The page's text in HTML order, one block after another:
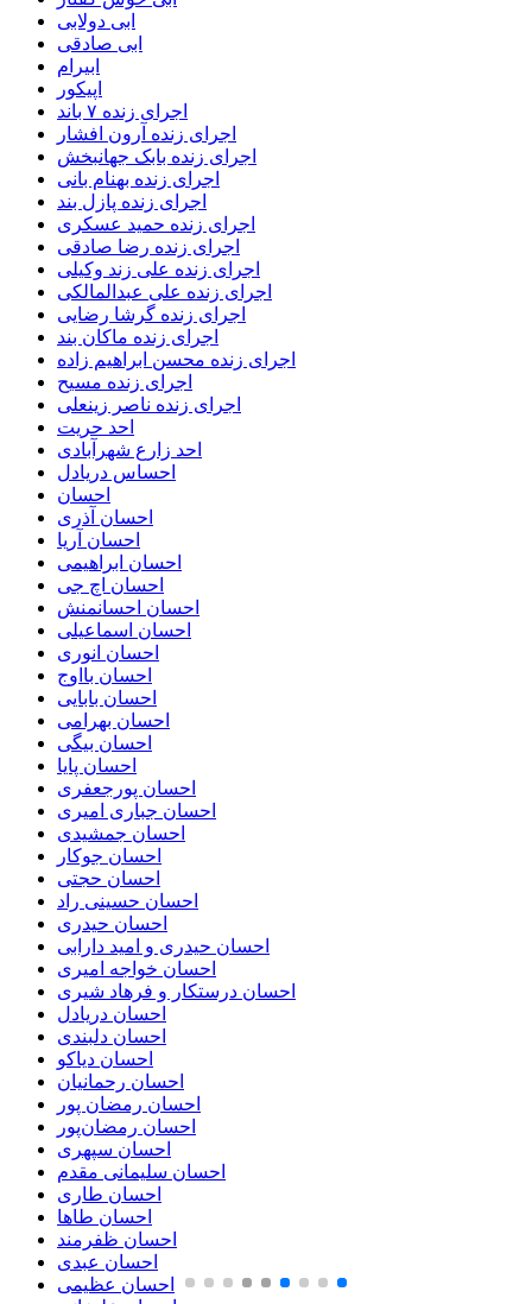
ابی دولابی
ابی صادقی
ابیرام
اپیکور
اجرای زنده ۷ باند
اجرای زنده آرون افشار
اجرای زنده بابک جهانبخش
اجرای زنده بهنام بانی
اجرای زنده پازل بند
اجرای زنده حمید عسکری
اجرای زنده رضا صادقی
اجرای زنده علی زند وکیلی
اجرای زنده علی عبدالمالکی
اجرای زنده گرشا رضایی
اجرای زنده ماکان بند
اجرای زنده محسن ابراهیم زاده
اجرای زنده مسیح
اجرای زنده ناصر زینعلی
احد حریت
احد زارع شهرآبادی
احساس دریادل
احسان
احسان آذری
احسان آریا
احسان ابراهیمی
احسان اچ جی
احسان احسانمنش
احسان اسماعیلی
احسان انوری
احسان بااوج
احسان بابایی
احسان بهرامی
احسان بیگی
احسان پایا
احسان پورجعفری
احسان جباری امیری
احسان جمشیدی
احسان جوکار
احسان حجتی
احسان حسینی راد
احسان حیدری
احسان حیدری و امید دارابی
احسان خواجه امیری
احسان درستكار و فرهاد شيرى
احسان دریادل
احسان دلبندی
احسان دیاکو
احسان رحمانیان
احسان رمضان پور
احسان رمضان‌پور
احسان سپهری
احسان سلیمانی مقدم
احسان طاری
احسان طاها
احسان ظفرمند
احسان عبدی
احسان عظیمی